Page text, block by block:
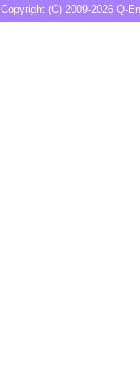
Copyright (C) 2009-2026 Q-